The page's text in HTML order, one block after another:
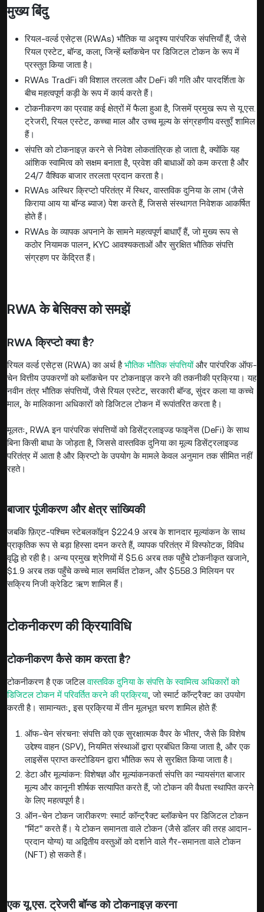
मुख्य बिंदु
रियल-वर्ल्ड एसेट्स (RWAs) भौतिक या अदृश्य पारंपरिक संपत्तियाँ हैं, जैसे
रियल एस्टेट, बॉन्ड, कला, जिन्हें ब्लॉकचेन पर डिजिटल टोकन के रूप में
प्रस्तुत किया जाता है।
RWAs TradFi की विशाल तरलता और DeFi की गति और पारदर्शिता के
बीच महत्वपूर्ण कड़ी के रूप में कार्य करते हैं।
टोकनीकरण का प्रवाह कई क्षेत्रों में फैला हुआ है, जिसमें प्रमुख रूप से यू.एस.
ट्रेजरी, रियल एस्टेट, कच्चा माल और उच्च मूल्य के संग्रहणीय वस्तुएँ शामिल
हैं।
संपत्ति को टोकनाइज़ करने से निवेश लोकतांत्रिक हो जाता है, क्योंकि यह
आंशिक स्वामित्व को सक्षम बनाता है, प्रवेश की बाधाओं को कम करता है और
24/7 वैश्विक बाजार तरलता प्रदान करता है।
RWAs अस्थिर क्रिप्टो परितंत्र में स्थिर, वास्तविक दुनिया के लाभ (जैसे
किराया आय या बॉन्ड ब्याज) पेश करते हैं, जिससे संस्थागत निवेशक आकर्षित
होते हैं।
RWAs के व्यापक अपनाने के सामने महत्वपूर्ण बाधाएँ हैं, जो मुख्य रूप से
कठोर नियामक पालन, KYC आवश्यकताओं और सुरक्षित भौतिक संपत्ति
संग्रहण पर केंद्रित हैं।
RWA के बेसिक्स को समझें
RWA क्रिप्टो क्या है?
रियल वर्ल्ड एसेट्स (RWA) का अर्थ हैभौतिक भौतिक संपत्तियोंऔर पारंपरिक ऑफ-
चेन वित्तीय उपकरणों को ब्लॉकचेन पर टोकनाइज़ करने की तकनीकी प्रक्रिया। यह
नवीन तंत्र भौतिक संपत्तियों, जैसे रियल एस्टेट, सरकारी बॉन्ड, सुंदर कला या कच्चे
माल, के मालिकाना अधिकारों को डिजिटल टोकन में रूपांतरित करता है।
मूलतः, RWA इन पारंपरिक संपत्तियों को डिसेंट्रलाइज्ड फाइनेंस (DeFi) के साथ
बिना किसी बाधा के जोड़ता है, जिससे वास्तविक दुनिया का मूल्य डिसेंट्रलाइज्ड
परितंत्र में आता है और क्रिप्टो के उपयोग के मामले केवल अनुमान तक सीमित नहीं
रहते।
बाजार पूंजीकरण और क्षेत्र सांख्यिकी
जबकि फ़िएट-पश्चिम स्टेबलकॉइन $224.9 अरब के शानदार मूल्यांकन के साथ
प्राकृतिक रूप से बड़ा हिस्सा दमन करते हैं, व्यापक परितंत्र में विस्फोटक, विविध
वृद्धि हो रही है। अन्य प्रमुख श्रेणियों में $5.6 अरब तक पहुँचे टोकनीकृत खजाने,
$1.9 अरब तक पहुँचे कच्चे माल समर्थित टोकन, और $558.3 मिलियन पर
सक्रिय निजी क्रेडिट ऋण शामिल हैं।
टोकनीकरण की क्रियाविधि
टोकनीकरण कैसे काम करता है?
टोकनीकरण है एक जटिलवास्तविक दुनिया के संपत्ति के स्वामित्व अधिकारों को
डिजिटल टोकन में परिवर्तित करने की प्रक्रिया, जो स्मार्ट कॉन्ट्रैक्ट का उपयोग
करती है। सामान्यतः, इस प्रक्रिया में तीन मूलभूत चरण शामिल होते हैं:
ऑफ-चेन संरचना: संपत्ति को एक सुरक्षात्मक वैपर के भीतर, जैसे कि विशेष
उद्देश्य वाहन (SPV), नियमित संस्थाओं द्वारा प्रबंधित किया जाता है, और एक
लाइसेंस प्राप्त कस्टोडियन द्वारा भौतिक रूप से सुरक्षित किया जाता है।
डेटा और मूल्यांकन: विशेषज्ञ और मूल्यांकनकर्ता संपत्ति का न्यायसंगत बाजार
मूल्य और कानूनी शीर्षक सत्यापित करते हैं, जो टोकन की वैधता स्थापित करने
के लिए महत्वपूर्ण है।
ऑन-चेन टोकन जारीकरण: स्मार्ट कॉन्ट्रैक्ट ब्लॉकचेन पर डिजिटल टोकन
"मिंट" करते हैं। ये टोकन समानता वाले टोकन (जैसे डॉलर की तरह आदान-
प्रदान योग्य) या अद्वितीय वस्तुओं को दर्शाने वाले गैर-समानता वाले टोकन
(NFT) हो सकते हैं।
एक यू.एस. ट्रेजरी बॉन्ड को टोकनाइज़ करना